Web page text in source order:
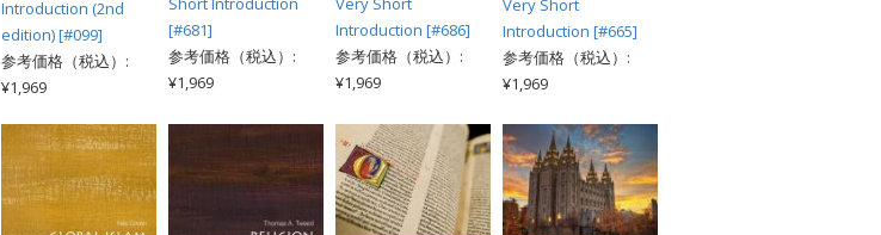
Introduction (2nd
edition) [#099]
参考価格（税込）:
¥1,969
[#681]
参考価格（税込）:
¥1,969
Introduction [#686]
参考価格（税込）:
¥1,969
Very Short
Introduction [#665]
参考価格（税込）:
¥1,969